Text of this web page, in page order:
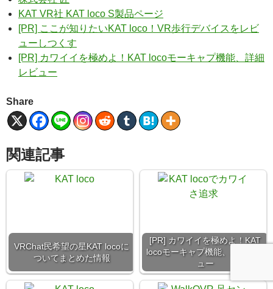
KAT VR社 KAT loco S製品ページ
[PR] ここが知りたいKAT loco！VR歩行デバイスをレビ
ューしつくす
[PR] カワイイを極めよ！KAT locoモーキャプ機能、詳細
レビュー
Share
関連記事
VRChat民希望の星KAT locoに
ついてまとめた情報
[PR] カワイイを極めよ！KAT
locoモーキャプ機能、詳細レビ
ュー